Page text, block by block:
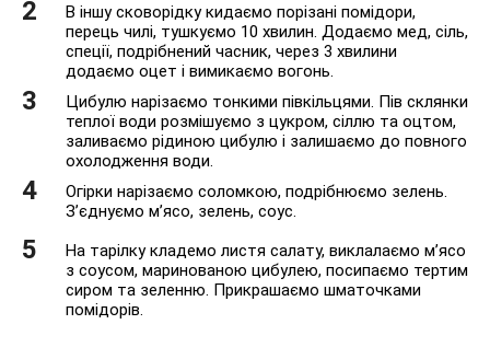
В іншу сковорідку кидаємо порізані помідори,
перець чилі, тушкуємо 10 хвилин. Додаємо мед, сіль,
спеції, подрібнений часник, через 3 хвилини
додаємо оцет і вимикаємо вогонь.
Цибулю нарізаємо тонкими півкільцями. Пів склянки
теплої води розмішуємо з цукром, сіллю та оцтом,
заливаємо рідиною цибулю і залишаємо до повного
охолодження води.
Огірки нарізаємо соломкою, подрібнюємо зелень.
З’єднуємо м’ясо, зелень, соус.
На тарілку кладемо листя салату, виклалаємо м’ясо
з соусом, маринованою цибулею, посипаємо тертим
сиром та зеленню. Прикрашаємо шматочками
помідорів.